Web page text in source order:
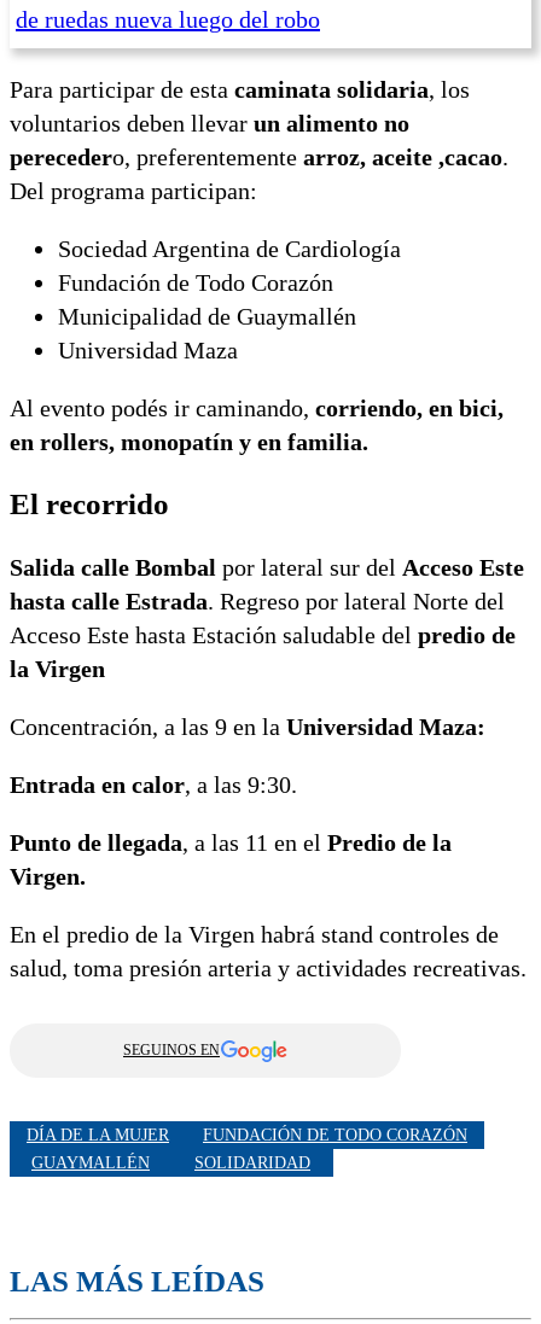
de ruedas nueva luego del robo
Para participar de esta caminata solidaria, los
voluntarios deben llevar un alimento no
perecedero, preferentemente arroz, aceite ,cacao.
Del programa participan:
Sociedad Argentina de Cardiología
Fundación de Todo Corazón
Municipalidad de Guaymallén
Universidad Maza
Al evento podés ir caminando, corriendo, en bici,
en rollers, monopatín y en familia.
El recorrido
Salida calle Bombal por lateral sur del Acceso Este
hasta calle Estrada. Regreso por lateral Norte del
Acceso Este hasta Estación saludable del predio de
la Virgen
Concentración, a las 9 en la Universidad Maza:
Entrada en calor, a las 9:30.
Punto de llegada, a las 11 en el Predio de la
Virgen.
En el predio de la Virgen habrá stand controles de
salud, toma presión arteria y actividades recreativas.
SEGUINOS EN
DÍA DE LA MUJER
FUNDACIÓN DE TODO CORAZÓN
GUAYMALLÉN
SOLIDARIDAD
LAS MÁS LEÍDAS